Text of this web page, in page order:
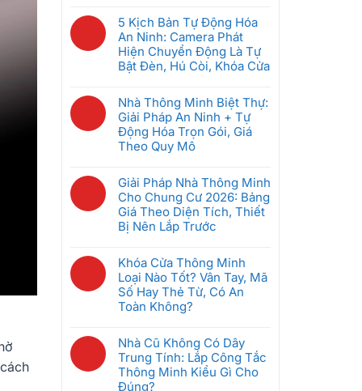
Giải
Pháp
Nào
Tốt
Nhất
Căn
Hộ
2026?
Gì?
Hệ
Thống
Quản
Phòng
Khách
Sạn
Thông
Minh
Tiết
Kiệm
Điện
Ra
có
bình
luận
ở
Bộ
Khiển
Trung
Tâm
Nhà
Minh
Là
Gì?
Cách
Chọn
Phù
Hợp
5 Kịch Bản Tự Động Hóa
An Ninh: Camera Phát
Hiện Chuyển Động Là Tự
Bật Đèn, Hú Còi, Khóa Cửa
có
bình
luận
ở
Bản
Tự
Động
Hóa
Ninh:
Camera
Phát
Hiện
Chuyển
Là
Tự
Bật
Nhà Thông Minh Biệt Thự:
Giải Pháp An Ninh + Tự
Động Hóa Trọn Gói, Giá
Theo Quy Mô
có
bình
luận
ở
Nhà
Minh
Biệt
Thự:
Giải
An
Ninh
+
Tự
Giải Pháp Nhà Thông Minh
Cho Chung Cư 2026: Bảng
Giá Theo Diện Tích, Thiết
Bị Nên Lắp Trước
có
bình
luận
ở
Giải
Nhà
Thông
Minh
Khóa Cửa Thông Minh
Loại Nào Tốt? Vân Tay, Mã
Số Hay Thẻ Từ, Có An
Toàn Không?
có
bình
luận
ở
Nhà Cũ Không Có Dây
Trung Tính: Lắp Công Tắc
Thông Minh Kiểu Gì Cho
Đúng?